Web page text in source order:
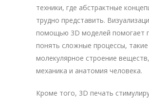
техники, где абстрактные
трудно представить.
помощью 3D моделей помогает
понять сложные процессы, такие
молекулярное строение веществ,
механика и анатомия человека.
Кроме того, 3D печать